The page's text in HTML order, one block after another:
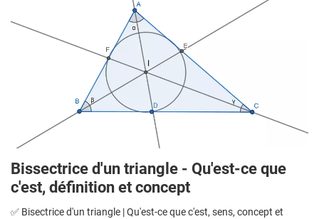
Bissectrice d'un triangle - Qu'est-ce que
c'est, définition et concept
✅ Bisectrice d'un triangle | Qu'est-ce que c'est, sens, concept et